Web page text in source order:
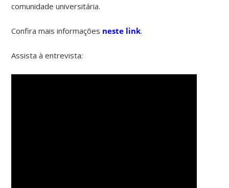
comunidade universitária.
Confira mais informações neste link.
Assista à entrevista: